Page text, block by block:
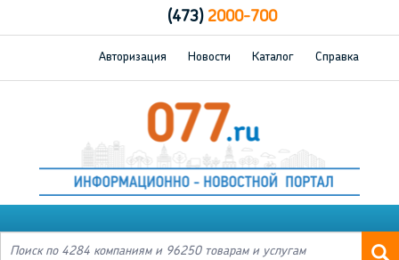
(473)2000-700
Авторизация Новости Каталог Справка